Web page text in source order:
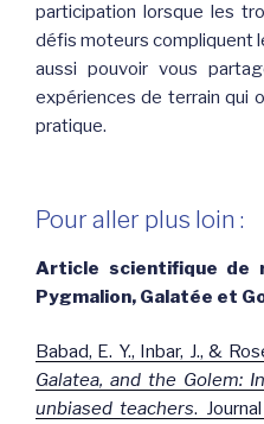
participation lorsque les
défis moteurs compliquent
aussi pouvoir vous
expériences de terrain qui
pratique.
Pour aller plus loin :
Article scientifique de
Pygmalion, Galatée et
Babad, E. Y., Inbar, J., &
Galatea, and the Golem:
unbiased teachers.